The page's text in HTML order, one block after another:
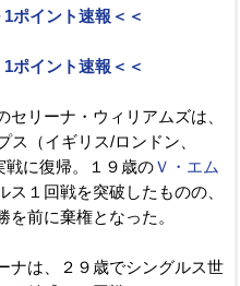
ポイント速報＜＜
ポイント速報＜＜
セリーナ・ウィリアムズは、
（イギリス/ロンドン、
戦に復帰。１９歳のＶ・エム
ス１回戦を突破したものの、
前に棄権となった。
ナは、２９歳でシングルス世